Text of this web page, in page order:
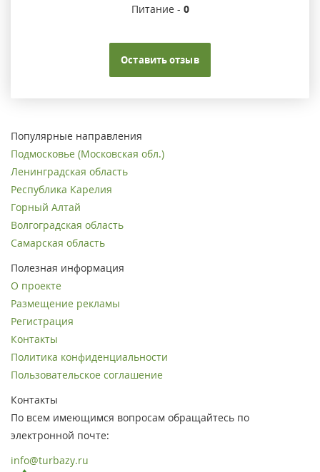
Питание - 0
Оставить отзыв
Популярные направления
Подмосковье (Московская обл.)
Ленинградская область
Республика Карелия
Горный Алтай
Волгоградская область
Самарская область
Полезная информация
О проекте
Размещение рекламы
Регистрация
Контакты
Политика конфиденциальности
Пользовательское соглашение
Контакты
По всем имеющимся вопросам обращайтесь по
электронной почте:
info@turbazy.ru